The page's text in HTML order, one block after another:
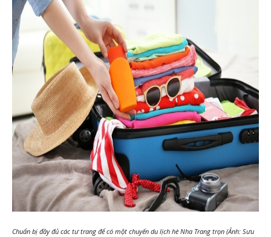
Chuẩn bị đầy đủ các tư trang để có một chuyến du lịch hè Nha Trang trọn (Ảnh: Sưu